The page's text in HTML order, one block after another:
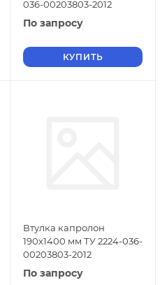
036-00203803-2012
По запросу
КУПИТЬ
Втулка капролон
190х1400 мм ТУ 2224-036-
00203803-2012
По запросу